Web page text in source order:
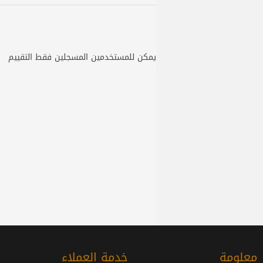
يمكن للمستخدمين المسجلين فقط التقييم
معلومة خدمة العملاء